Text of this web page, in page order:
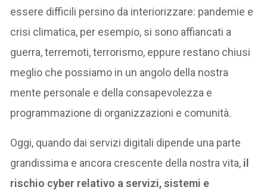
essere difficili persino da interiorizzare: pandemie e
crisi climatica, per esempio, si sono affiancati a
guerra, terremoti, terrorismo, eppure restano chiusi
meglio che possiamo in un angolo della nostra
mente personale e della consapevolezza e
programmazione di organizzazioni e comunità.
Oggi, quando dai servizi digitali dipende una parte
grandissima e ancora crescente della nostra vita, il
rischio cyber relativo a servizi, sistemi e